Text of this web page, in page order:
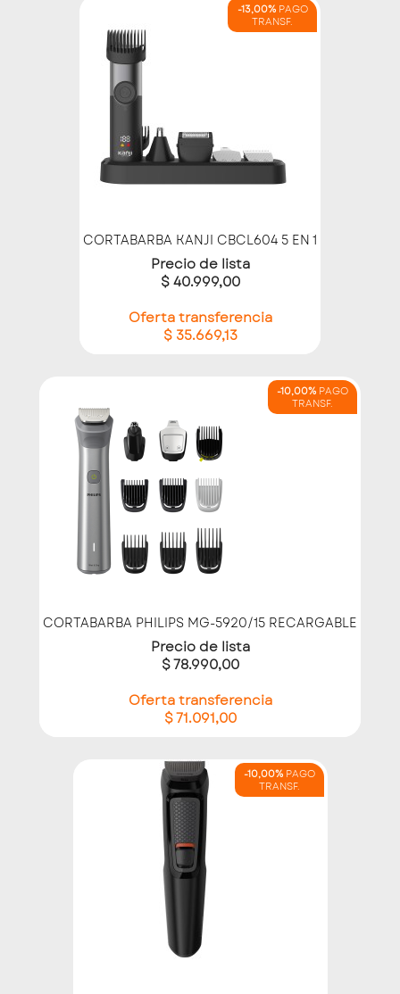
-13,00%PAGO
TRANSF.
CORTABARBA KANJI CBCL604 5 EN 1
Precio de lista
$ 40.999,00
Oferta transferencia
$ 35.669,13
-10,00% PAGO
TRANSF.
CORTABARBA PHILIPS MG-5920/15 RECARGABLE
Precio de lista
$ 78.990,00
Oferta transferencia
$ 71.091,00
-10,00%PAGO
TRANSF.